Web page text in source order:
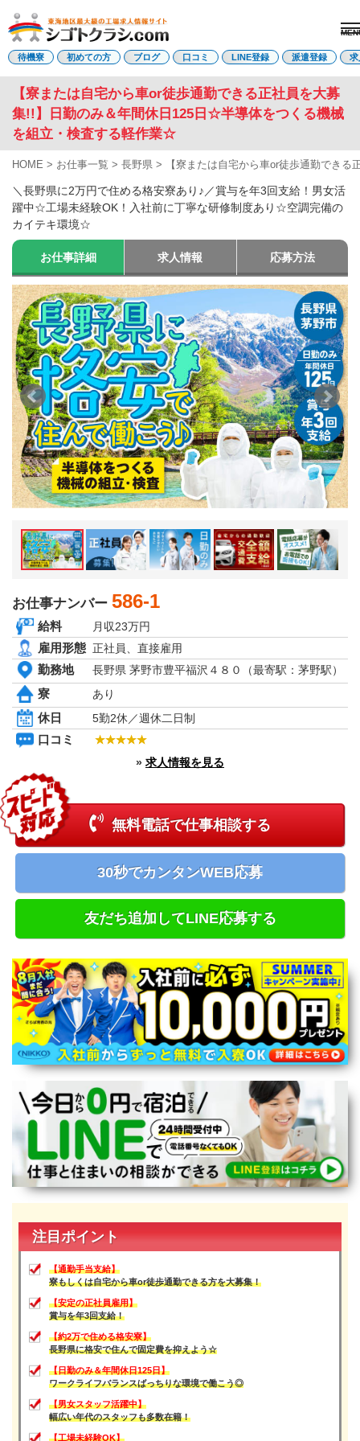
電話受付はこちら
派遣登録
トップページ
待機寮について
求人を探す
全ての求人
東海エリア
三重県
岐阜県
静岡県
関西エリア
滋賀県
京都府
大阪府
兵庫県
奈良県
和歌山県
関東エリア
茨城県
栃木県
群馬県
埼玉県
東京都
神奈川県
東北エリア
岩手県
秋田県
宮城県
山形県
福島県
北海道エリア
北海道
甲信越・北陸エリア
新潟県
福井県
長野県
山梨県
中国エリア
鳥取県
広島県
愛媛県
高知県
九州エリア
福岡県
佐賀県
長崎県
熊本県
大分県
鹿児島県
沖縄エリア
社員口コミ
特集ページ
よくある質問
スタッフBLOG
お仕事相談予約
アクセス
ご相談・お問い合わせ
企業ご担当者様へ
個人情報保護方針
待機寮 初めての方 ブログ 口コミ LINE登録 派遣登録 求
【寮または自宅から車or徒歩通勤できる正社員を大募
集!!】日勤のみ＆年間休日125日☆半導体をつくる機械
を組立・検査する軽作業☆
HOME > お仕事一覧 > 長野県 > 【寮または自宅から車or徒歩通勤でき
＼長野県に2万円で住める格安寮あり♪／賞与を年3回支給！男女活
躍中☆工場未経験OK！入社前に丁寧な研修制度あり☆空調完備の
カイテキ環境☆
お仕事詳細 求人情報 応募方法
お仕事ナンバー 586-1
給料 月収23万円
雇用形態 正社員、直接雇用
勤務地 長野県 茅野市豊平福沢４８０（最寄駅：茅野駅）
寮 あり
休日 5勤2休／週休二日制
口コミ
» 求人情報を見る
無料電話で仕事相談する
30秒でカンタンWEB応募
友だち追加してLINE応募する
注目ポイント
【通勤手当支給】
寮もしくは自宅から車or徒歩通勤できる方を大募集！
【安定の正社員雇用】
賞与を年3回支給！
【約2万で住める格安寮】
長野県に格安で住んで固定費を抑えよう☆
【日勤のみ＆年間休日125日】
ワークライフバランスばっちりな環境で働こう◎
【男女スタッフ活躍中】
幅広い年代のスタッフも多数在籍！
【工場未経験OK】